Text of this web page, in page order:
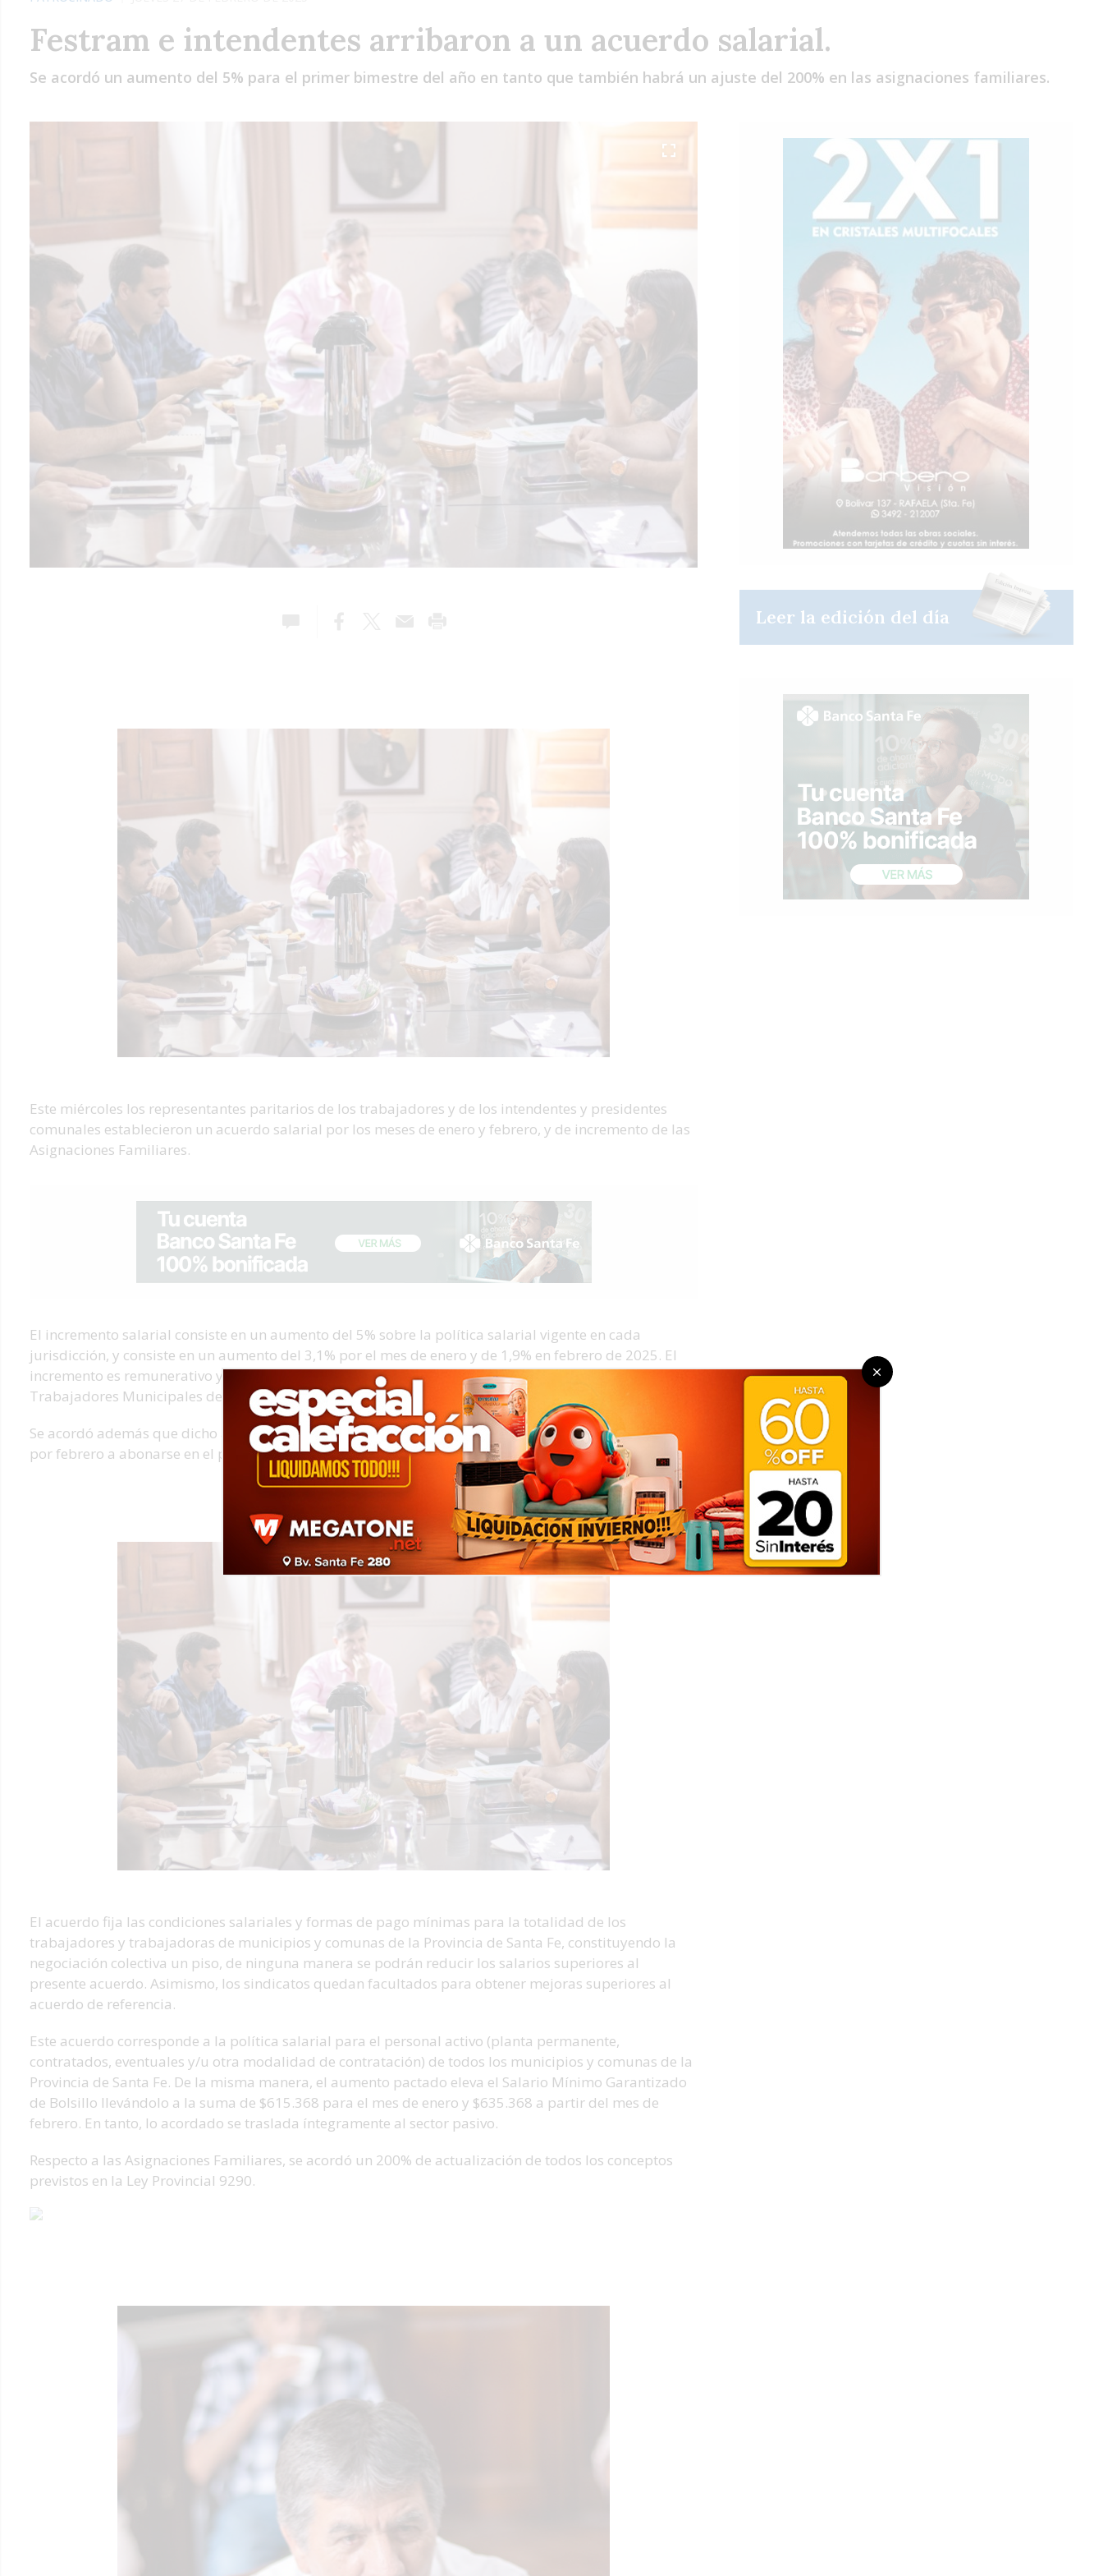
Sáb
Festram e intendentes arribaron a un acuerdo salarial.
Se acordó un aumento del 5% para el primer bimestre del año en tanto que también habrá un ajuste del 200% en las asignaciones familiares.
Este miércoles los representantes paritarios de los trabajadores y de los intendentes y presidentes
comunales establecieron un acuerdo salarial por los meses de enero y febrero, y de incremento de las
Asignaciones Familiares.
El incremento salarial consiste en un aumento del 5% sobre la política salarial vigente en cada
jurisdicción, y consiste en un aumento del 3,1% por el mes de enero y de 1,9% en febrero de 2025. El
incremento es remunerativo y bonificable señaló en un comunicado la Federación de Sindicatos de
Trabajadores Municipales de Santa Fe (Festram).
Se acordó además que dicho aumento no represente menos de $120.000 ($50.000 por enero y $70.000
por febrero a abonarse en el próximo sueldo).
El acuerdo fija las condiciones salariales y formas de pago mínimas para la totalidad de los
trabajadores y trabajadoras de municipios y comunas de la Provincia de Santa Fe, constituyendo la
negociación colectiva un piso, de ninguna manera se podrán reducir los salarios superiores al
presente acuerdo. Asimismo, los sindicatos quedan facultados para obtener mejoras superiores al
acuerdo de referencia.
Este acuerdo corresponde a la política salarial para el personal activo (planta permanente,
contratados, eventuales y/u otra modalidad de contratación) de todos los municipios y comunas de la
Provincia de Santa Fe. De la misma manera, el aumento pactado eleva el Salario Mínimo Garantizado
de Bolsillo llevándolo a la suma de $615.368 para el mes de enero y $635.368 a partir del mes de
febrero. En tanto, lo acordado se traslada íntegramente al sector pasivo.
Respecto a las Asignaciones Familiares, se acordó un 200% de actualización de todos los conceptos
previstos en la Ley Provincial 9290.
Leer la edición del día